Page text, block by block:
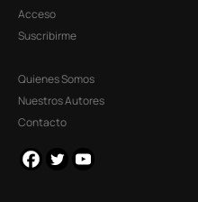
Acceso
Suscribirme
Quienes Somos
Nuestros Autores
Contacto